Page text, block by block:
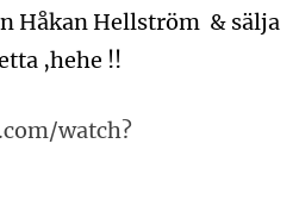
Håkan Hellström & sälja
,hehe !!
watch?